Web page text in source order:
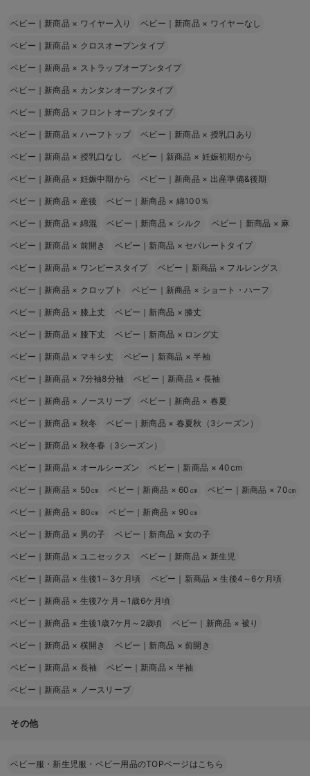
ベビー｜新商品 × ワイヤー入り ベビー｜新商品 × ワイヤーなし
ベビー｜新商品 × クロスオープンタイプ
ベビー｜新商品 × ストラップオープンタイプ
ベビー｜新商品 × カンタンオープンタイプ
ベビー｜新商品 × フロントオープンタイプ
ベビー｜新商品 × ハーフトップ ベビー｜新商品 × 授乳口あり
ベビー｜新商品 × 授乳口なし ベビー｜新商品 × 妊娠初期から
ベビー｜新商品 × 妊娠中期から ベビー｜新商品 × 出産準備&後期
ベビー｜新商品 × 産後 ベビー｜新商品 × 綿100％
ベビー｜新商品 × 綿混 ベビー｜新商品 × シルク ベビー｜新商品 × 麻
ベビー｜新商品 × 前開き ベビー｜新商品 × セパレートタイプ
ベビー｜新商品 × ワンピースタイプ ベビー｜新商品 × フルレングス
ベビー｜新商品 × クロップト ベビー｜新商品 × ショート・ハーフ
ベビー｜新商品 × 膝上丈 ベビー｜新商品 × 膝丈
ベビー｜新商品 × 膝下丈 ベビー｜新商品 × ロング丈
ベビー｜新商品 × マキシ丈 ベビー｜新商品 ×半袖
ベビー｜新商品 × 7分袖8分袖 ベビー｜新商品 × 長袖
ベビー｜新商品 × ノースリーブ ベビー｜新商品 × 春夏
ベビー｜新商品 × 秋冬 ベビー｜新商品 × 春夏秋（3シーズン）
ベビー｜新商品 × 秋冬春（3シーズン）
ベビー｜新商品 × オールシーズン ベビー｜新商品 ×40cm
ベビー｜新商品 × 50㎝ ベビー｜新商品 × 60㎝ ベビー｜新商品 ×70㎝
ベビー｜新商品 × 80㎝ ベビー｜新商品 × 90㎝
ベビー｜新商品 × 男の子 ベビー｜新商品 ×女の子
ベビー｜新商品 × ユニセックス ベビー｜新商品 × 新生児
ベビー｜新商品 × 生後1～3ケ月頃 ベビー｜新商品 ×生後4～6ケ月頃
ベビー｜新商品 × 生後7ケ月～1歳6ケ月頃
ベビー｜新商品 × 生後1歳7ケ月～2歳頃 ベビー｜新商品 ×被り
ベビー｜新商品 × 横開き ベビー｜新商品 ×前開き
ベビー｜新商品 × 長袖 ベビー｜新商品 × 半袖
ベビー｜新商品 × ノースリーブ
その他
ベビー服・新生児服・ベビー用品のTOPページはこちら